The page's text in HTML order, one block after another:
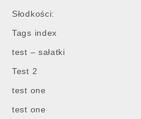
Słodkości:
Tags index
test – sałatki
Test 2
test one
test one